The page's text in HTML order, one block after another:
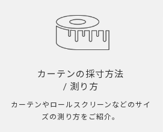
カーテンの採寸方法
/ 測り方
カーテンやロールスクリーンなどのサイ
ズの測り方をご紹介。